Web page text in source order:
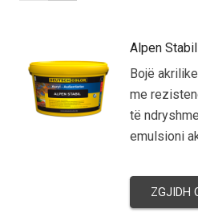
Alpen Stabil
Bojë
me
të
emulsioni
ZGJIDH